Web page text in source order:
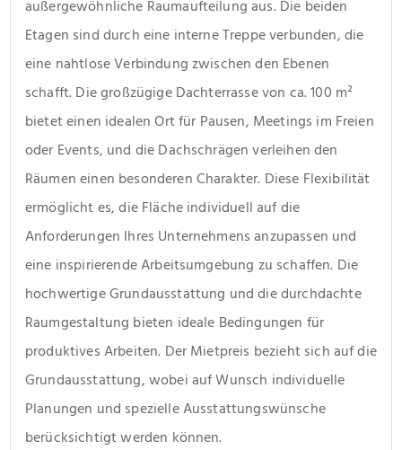
außergewöhnliche Raumaufteilung aus. Die beiden
Etagen sind durch eine interne Treppe verbunden, die
eine nahtlose Verbindung zwischen den Ebenen
schafft. Die großzügige Dachterrasse von ca. 100 m²
bietet einen idealen Ort für Pausen, Meetings im Freien
oder Events, und die Dachschrägen verleihen den
Räumen einen besonderen Charakter. Diese Flexibilität
ermöglicht es, die Fläche individuell auf die
Anforderungen Ihres Unternehmens anzupassen und
eine inspirierende Arbeitsumgebung zu schaffen. Die
hochwertige Grundausstattung und die durchdachte
Raumgestaltung bieten ideale Bedingungen für
produktives Arbeiten. Der Mietpreis bezieht sich auf die
Grundausstattung, wobei auf Wunsch individuelle
Planungen und spezielle Ausstattungswünsche
berücksichtigt werden können.